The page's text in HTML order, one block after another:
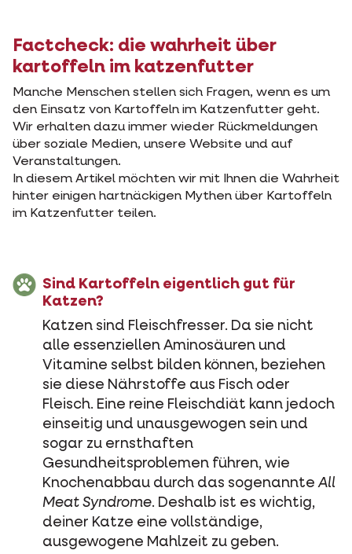
Factcheck: die wahrheit über
kartoffeln im katzenfutter
Manche Menschen stellen sich Fragen, wenn es um
den Einsatz von Kartoffeln im Katzenfutter geht.
Wir erhalten dazu immer wieder Rückmeldungen
über soziale Medien, unsere Website und auf
Veranstaltungen.
In diesem Artikel möchten wir mit Ihnen die Wahrheit
hinter einigen hartnäckigen Mythen über Kartoffeln
im Katzenfutter teilen.
Sind Kartoffeln eigentlich gut für
Katzen?
Katzen sind Fleischfresser. Da sie nicht
alle essenziellen Aminosäuren und
Vitamine selbst bilden können, beziehen
sie diese Nährstoffe aus Fisch oder
Fleisch. Eine reine Fleischdiät kann jedoch
einseitig und unausgewogen sein und
sogar zu ernsthaften
Gesundheitsproblemen führen, wie
Knochenabbau durch das sogenannteAll
Meat Syndrome. Deshalb ist es wichtig,
deiner Katze eine vollständige,
ausgewogene Mahlzeit zu geben.